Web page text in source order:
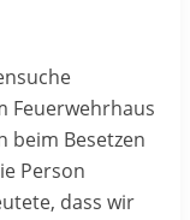
Feuerwehrhaus
beim Besetzen
Person
dass wir